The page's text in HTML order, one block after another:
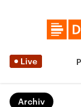
Live
Archiv